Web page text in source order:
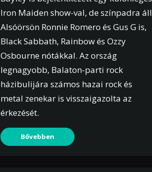
Iron Maiden show-val, de színpadra áll
Alsóörsön Ronnie Romero és Gus G is,
Black Sabbath, Rainbow és Ozzy
Osbourne nótákkal. Az ország
legnagyobb, Balaton-parti rock
házibulijára számos hazai rock és
metal zenekar is visszaigazolta az
érkezését.
Bővebben